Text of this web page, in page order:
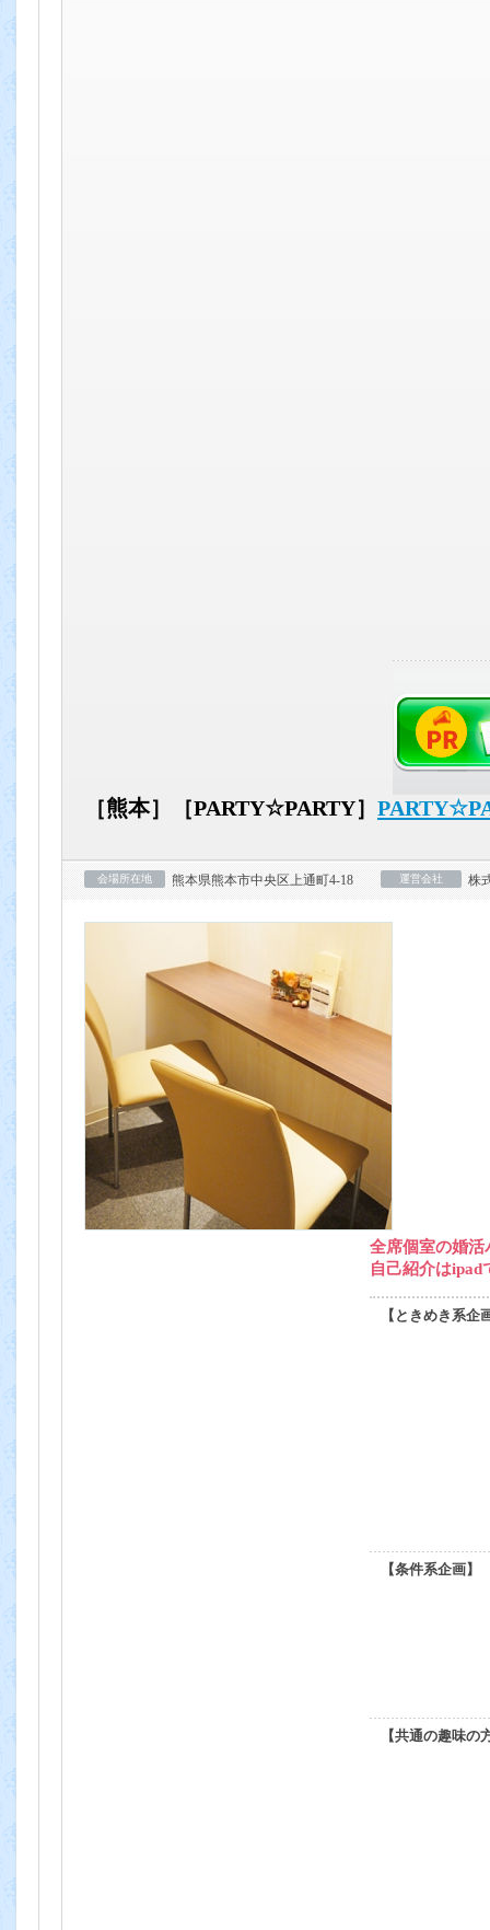
［熊本］［PARTY☆PARTY］
会場所在地 熊本県熊本市中央区上通町4-18 運営会社 株
全席個室の婚活
自己紹介はipad
【ときめき系企
【条件系企画】
【共通の趣味の